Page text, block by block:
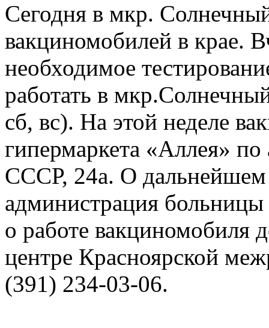
Сегодня в мкр.
вакциномобилей в крае.
необходимое
работать в
сб, вс). На этой неделе
гипермаркета «Аллея» по
СССР, 24а. О дальнейшем
администрация
о работе вакциномобиля
центре Красноярской
(391) 234-03-06.